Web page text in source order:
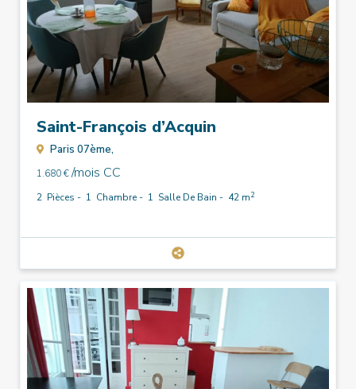
Saint-François d’Acquin
Paris 07ème,
1.680 €/mois CC
2 Pièces - 1 Chambre - 1 Salle De Bain - 42 m2